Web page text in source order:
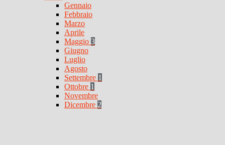
Gennaio
Febbraio
Marzo
Aprile
Maggio 3
Giugno
Luglio
Agosto
Settembre 1
Ottobre 1
Novembre
Dicembre 2